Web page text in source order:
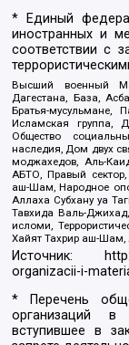
* Единый
иностранных и
соответствии с
Высший военный
Дагестана, База,
Братья-мусульмане,
Исламская группа,
Общество
наследия, Дом двух
моджахедов, Аль-
АБТО, Правый
аш-Шам, Народное
Аллаха Субхану уа
Тавхида Валь-
исломи,
Хайят Тахрир аш-
Источник:
organizacii-i-
* Перечень
организаций
вступившее в